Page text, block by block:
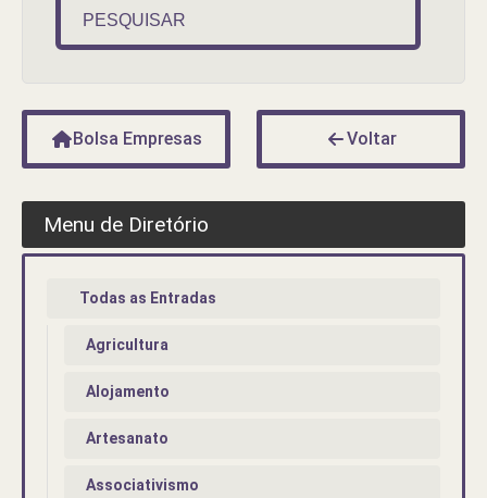
PESQUISAR
Bolsa Empresas Voltar
Menu de Diretório
Todas as Entradas
Agricultura
Alojamento
Artesanato
Associativismo